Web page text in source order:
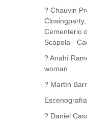
? Chauvin
Cementerio
Scápola -
? Anahí
woman
? Martín
Escenografía
? Daniel